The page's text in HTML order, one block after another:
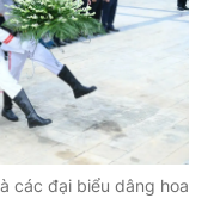
các đại biểu dâng hoa